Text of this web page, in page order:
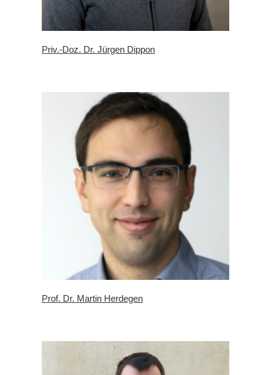
Priv.-Doz. Dr. Jürgen Dippon
Prof. Dr. Martin Herdegen